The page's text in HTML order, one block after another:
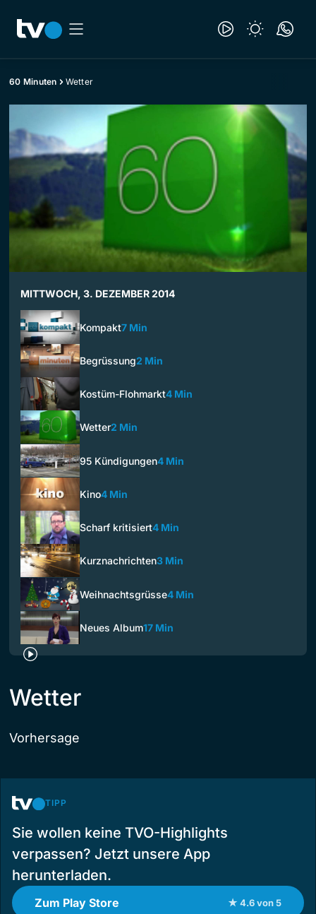
60 Minuten Wetter
MITTWOCH, 3. DEZEMBER 2014
Kompakt7 Min
Begrüssung2 Min
Kostüm-Flohmarkt4 Min
Wetter2 Min
95 Kündigungen4 Min
Kino4 Min
Scharf kritisiert4 Min
Kurznachrichten3 Min
Weihnachtsgrüsse4 Min
Neues Album17 Min
Wetter
Vorhersage
TIPP
Sie wollen keine TVO-Highlights
verpassen? Jetzt unsere App
herunterladen.
Zum Play Store ★ 4.6 von 5